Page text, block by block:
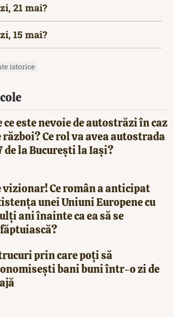
21 mai?
15 mai?
istorice
ce este nevoie de autostrăzi în caz
război? Ce rol va avea autostrada
de la București la Iași?
vizionar! Ce român a anticipat
unei Uniuni Europene cu
ani înainte ca ea să se
prin care poți să
bani buni într-o zi de